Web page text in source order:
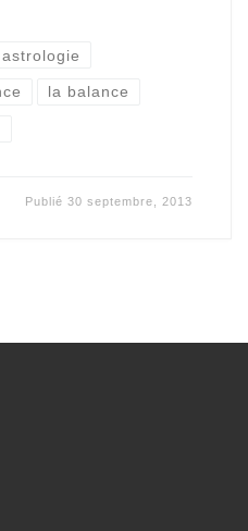
astrologie
la balance
Publié30 septembre, 2013